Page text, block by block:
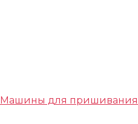
Машины для пришивания